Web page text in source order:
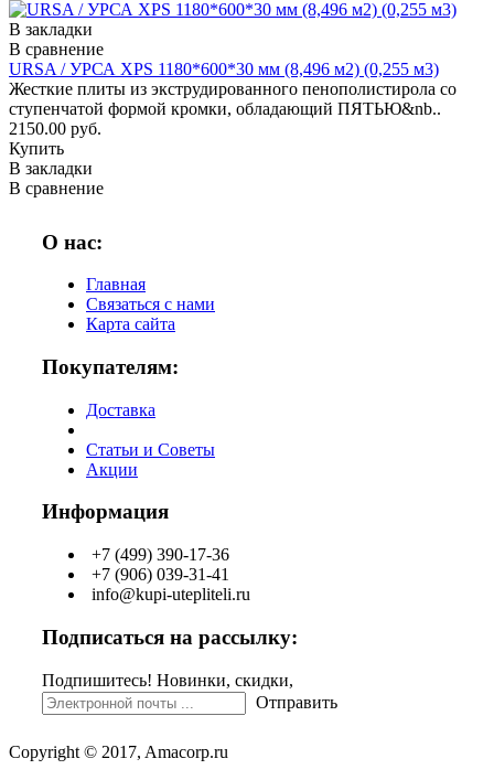
В закладки
В сравнение
URSA / УРСА XPS 1180*600*30 мм (8,496 м2) (0,255 м3)
Жесткие плиты из экструдированного пенополистирола со
ступенчатой формой кромки, обладающий ПЯТЬЮ&nb..
2150.00 руб.
Купить
В закладки
В сравнение
О нас:
Главная
Связаться с нами
Карта сайта
Покупателям:
Доставка
Статьи и Советы
Акции
Информация
+7 (499) 390-17-36
+7 (906) 039-31-41
info@kupi-utepliteli.ru
Подписаться на рассылку:
Подпишитесь! Новинки, скидки,
Отправить
Copyright © 2017, Amacorp.ru